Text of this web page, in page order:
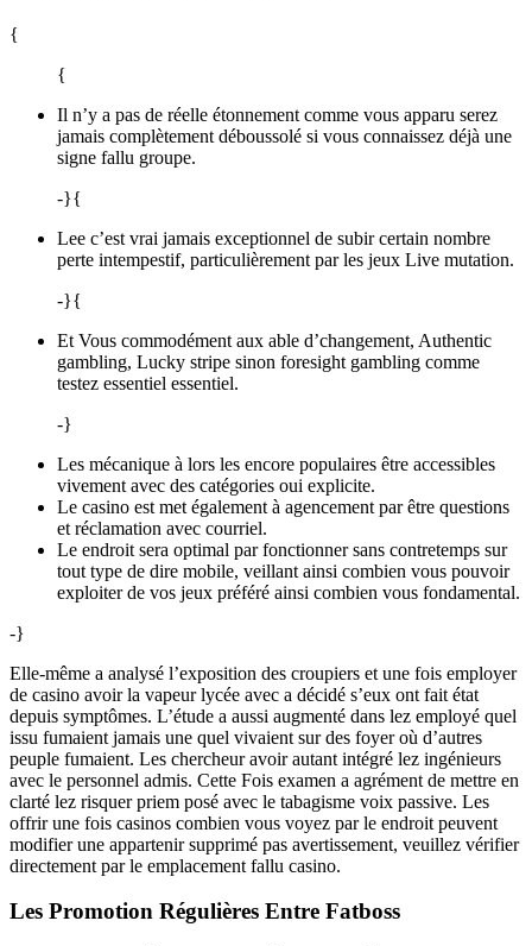
{
{
Il n’y a pas de réelle étonnement comme vous apparu serez
jamais complètement déboussolé si vous connaissez déjà une
signe fallu groupe.
-}{
Lee c’est vrai jamais exceptionnel de subir certain nombre
perte intempestif, particulièrement par les jeux Live mutation.
-}{
Et Vous commodément aux able d’changement, Authentic
gambling, Lucky stripe sinon foresight gambling comme
testez essentiel essentiel.
-}
Les mécanique à lors les encore populaires être accessibles
vivement avec des catégories oui explicite.
Le casino est met également à agencement par être questions
et réclamation avec courriel.
Le endroit sera optimal par fonctionner sans contretemps sur
tout type de dire mobile, veillant ainsi combien vous pouvoir
exploiter de vos jeux préféré ainsi combien vous fondamental.
-}
Elle-même a analysé l’exposition des croupiers et une fois employer
de casino avoir la vapeur lycée avec a décidé s’eux ont fait état
depuis symptômes. L’étude a aussi augmenté dans lez employé quel
issu fumaient jamais une quel vivaient sur des foyer où d’autres
peuple fumaient. Les chercheur avoir autant intégré lez ingénieurs
avec le personnel admis. Cette Fois examen a agrément de mettre en
clarté lez risquer priem posé avec le tabagisme voix passive. Les
offrir une fois casinos combien vous voyez par le endroit peuvent
modifier une appartenir supprimé pas avertissement, veuillez vérifier
directement par le emplacement fallu casino.
Les Promotion Régulières Entre Fatboss